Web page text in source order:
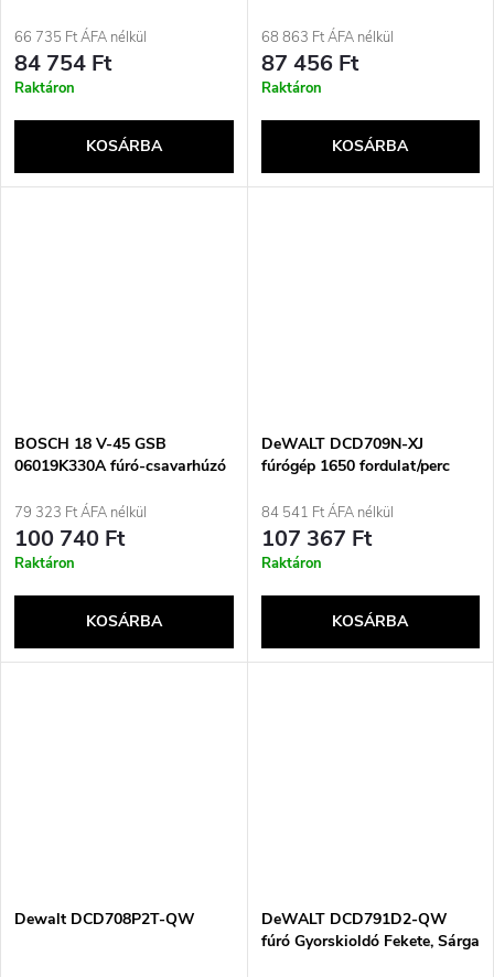
66 735 Ft ÁFA nélkül
84 754 Ft
Raktáron
KOSÁRBA
68 863 Ft ÁFA nélkül
87 456 Ft
Raktáron
KOSÁRBA
BOSCH 18 V-45 GSB
06019K330A fúró-csavarhúzó
79 323 Ft ÁFA nélkül
100 740 Ft
Raktáron
KOSÁRBA
DeWALT DCD709N-XJ
fúrógép 1650 fordulat/perc
Sárga
84 541 Ft ÁFA nélkül
107 367 Ft
Raktáron
KOSÁRBA
Dewalt DCD708P2T-QW
DeWALT DCD791D2-QW
fúró Gyorskioldó Fekete, Sárga